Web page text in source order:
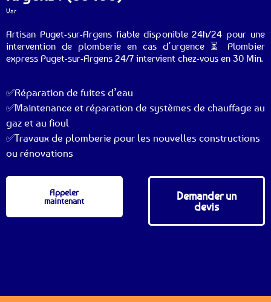
Var
Artisan Puget-sur-Argens fiable disponible 24h/24 pour une
intervention de plomberie en cas d’urgence ⏳ Plombier
express Puget-sur-Argens 24/7 intervient chez-vous en 30 Min.
✅Réparation de fuites d’eau
✅Maintenance et réparation de systèmes de chauffage au
gaz et au fioul
✅Travaux de plomberie pour les nouvelles constructions
ou rénovations
Appeler
maintenant
Demander un
devis